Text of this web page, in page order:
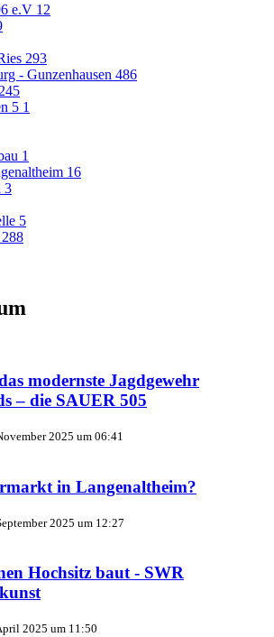
e.V 12
293
- Gunzenhausen 486
245
5 1
1
16
3
5
288
modernste Jagdgewehr
– die SAUER 505
2025 um 06:41
in Langenaltheim?
2025 um 12:27
Hochsitz baut - SWR
2025 um 11:50